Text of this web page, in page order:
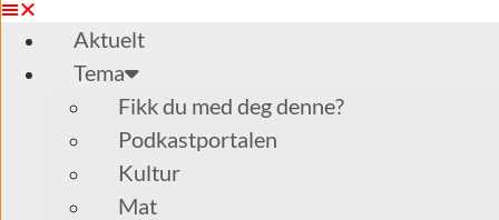
Aktuelt
Tema
Fikk du med deg denne?
Podkastportalen
Kultur
Mat